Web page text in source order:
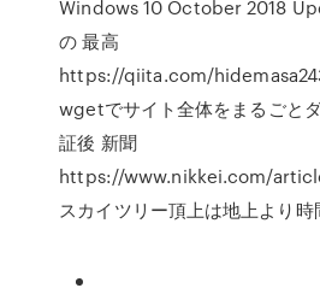
Windows 10 October 2018
の 最高
https://qiita.com/
wgetでサイト全体をまるごと
証後 新聞
https://www.nikkei.com/
スカイツリー頂上は地上より時